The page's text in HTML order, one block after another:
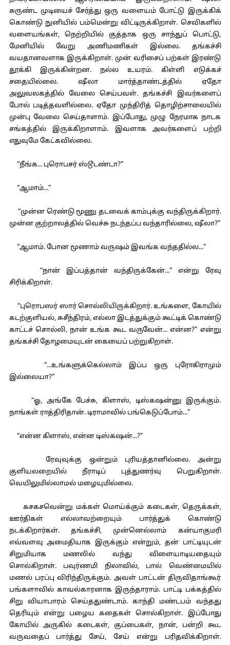
சுருண்ட முடியைச் சேர்த்து ஒரு வளையம் போட்டு இருக்கிக்
கொண்டு நுனியில் பம்மென்று விட்டிருக்கிறாள். செவிகளில்
வளையங்கள், நெற்றியில் குத்தாக ஒரு சாந்துப் பொட்டு,
மேனியில் வேறு அணிமணிகள் இல்லை. தங்கச்சி
வயதானவளாக இருக்கிறாள். முன் வரிசைப் பற்கள் இரண்டு
தூக்கி இருக்கின்றன. நல்ல உயரம். கிள்ளி எடுக்கச்
சதையில்லை. ஷீலா மார்த்தாண்டத்தில் ஏதோ
அலுவலகத்தில் வேலை செய்பவள். தங்கச்சி இவர்களைப்
போல் படித்தவளில்லை. ஏதோ முந்திரித் தொழிற்சாலையில்
முன்பு வேலை செய்தாளாம். இப்போது, முழு நேரமாக நாடக
சங்கத்தில் இருக்கிறாளாம். இவளாக அவர்களைப் பற்றி
எதுவுமே கேட்கவில்லை.
“நீங்க... புரொபசர் ஸ்டூடண்டா?”
“ஆமாம்...”
“முன்ன ரெண்டு மூணு தடவைக் காம்புக்கு வந்திருக்கிறார்.
முன்ன குற்றாலத்தில் வெச்சு நடந்தப்ப வந்தாரில்லை, ஷீலா?”
“ஆமாம். போன மூணாம் வருஷம் இவங்க வந்ததில்ல...”
“நான் இப்பத்தான் வந்திருக்கேன்...” என்று ரேவு
சிரிக்கிறாள்.
“புரொபஸர் ஸார் சொல்லியிருக்கிறார். உங்களை, கோயில்
கடற்குளியல், சுசீந்திரம், எல்லா இடத்துக்கும் கூட்டிக் கொண்டு
காட்டச் சொல்லி, நான் உங்க கூட வருவேன்... என்ன?” என்று
தங்கச்சி தோழமையுடன் கையைப் பற்றுகிறாள்.
“...உங்களுக்கெல்லாம் இப்ப ஒரு புரோகிராமும்
இல்லையா?”
“ஓ, அங்கே பேச்சு, கிளாஸ், டிஸ்கஷன்னு இருக்கும்.
நாங்கள் ராத்திரிதான். டிராமாவில் பங்கெடுப்போம்...”
“என்ன கிளாஸ், என்ன டிஸ்கஷன்...?”
ரேவுவுக்கு ஒன்றும் புரியத்தானில்லை. அன்று
குளியலறையில் நீராடிப் புத்துணர்வு பெறுகிறாள்.
வெயிலுமில்லாமல் மழையுமில்லை.
கசகசவென்று மக்கள் மொய்க்கும் கடைகள், தெருக்கள்,
ஊர்திகள் எல்லாவற்றையும் பார்த்துக் கொண்டு
நடக்கிறார்கள். தங்கச்சி, முன்னெல்லாம் கன்யாகுமரி
எவ்வளவு அமைதியாக இருக்கும் என்றும், தன் பாட்டியுடன்
சிறுமியாக மணலில் வந்து விளையாடியதையும்
சொல்கிறாள். பவுர்ணமி நிலாவில், பால் வெண்மையில்
மணல் பரப்பு விரிந்திருக்கும். அவள் பாட்டன் திருவிதாங்கூர்
பங்களாவில் காவல்காரனாக இருந்தாராம். பாட்டி பக்கத்தில்
சிறு வியாபாரம் செய்ததுண்டாம். காந்தி மண்டபம் வந்தது
தெரியும் என்று பழைய கதைகள் சொல்கிறாள். இப்போது
கோயில் அருகில் கடைகள், குப்பைகள், நான், பன்றி கூட
வருவதைப் பார்த்து சேய், சேய் என்று பரிதவிக்கிறாள்.